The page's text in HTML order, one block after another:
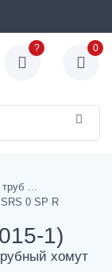
? 0
SRS 0 SP R
1)
хомут